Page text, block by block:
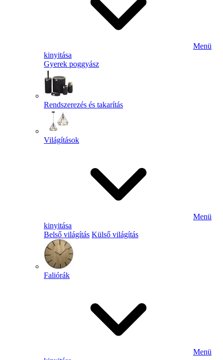
Menü
kinyitása
Gyerek poggyász
Rendszerezés és takarítás
Világítások
Menü
kinyitása
Belső világítás Külső világítás
Faliórák
Menü